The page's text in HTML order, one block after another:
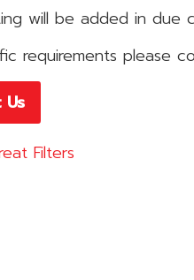
will be added in due
requirements please
Filters